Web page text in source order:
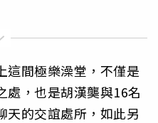
這間極樂澡堂，不僅是
處，也是胡漢龑與16名
天的交誼處所，如此另